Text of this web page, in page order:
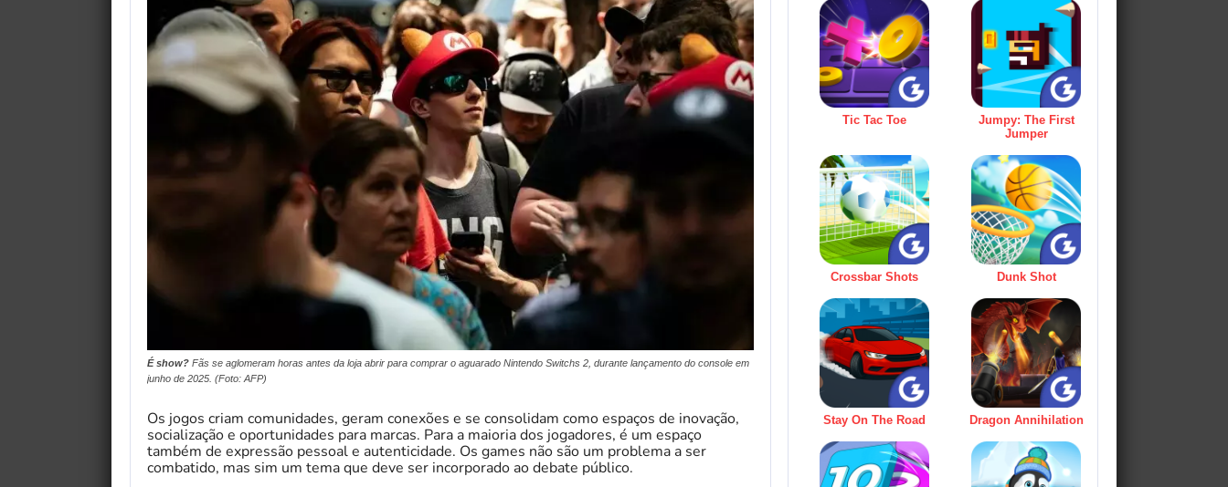
É show? Fãs se aglomeram horas antes da loja abrir para comprar o aguarado Nintendo Switchs 2, durante lançamento do console em
junho de 2025. (Foto: AFP)
Os jogos criam comunidades, geram conexões e se consolidam como espaços de inovação,
socialização e oportunidades para marcas. Para a maioria dos jogadores, é um espaço
também de expressão pessoal e autenticidade. Os games não são um problema a ser
combatido, mas sim um tema que deve ser incorporado ao debate público.
Tic Tac Toe
Jumpy: The First
Jumper
Crossbar Shots Dunk Shot
Stay On The Road Dragon Annihilation